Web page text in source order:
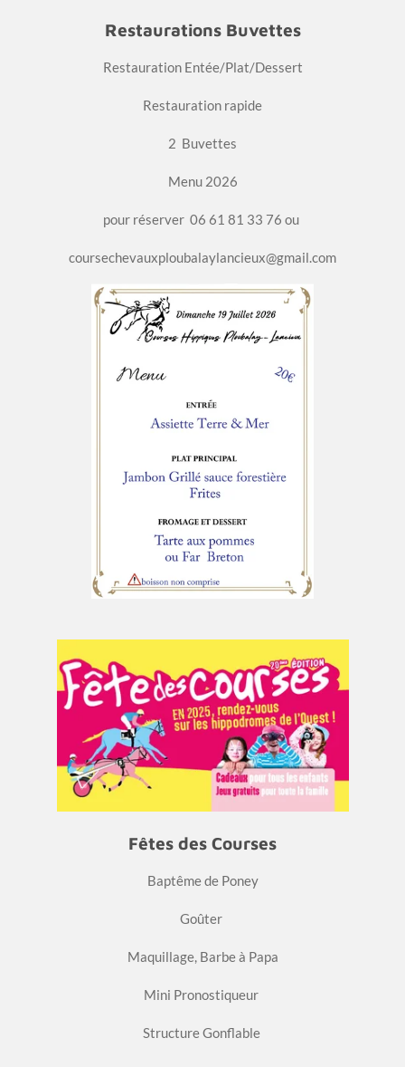
Restaurations Buvettes
Restauration Entée/Plat/Dessert
Restauration rapide
2 Buvettes
Menu 2026
pour réserver 06 61 81 33 76 ou
coursechevauxploubalaylancieux@gmail.com
Fêtes des Courses
Baptême de Poney
Goûter
Maquillage, Barbe à Papa
Mini Pronostiqueur
Structure Gonflable